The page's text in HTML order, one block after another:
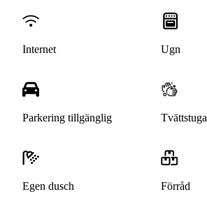
Internet Ugn
Parkering tillgänglig Tvättstuga
Egen dusch Förråd